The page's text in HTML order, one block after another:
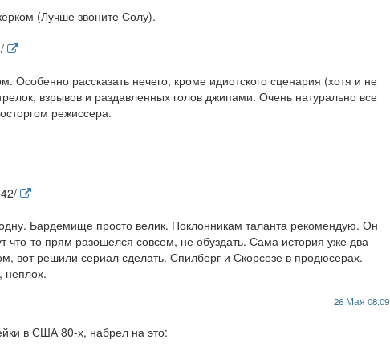
(Лучше звоните Солу).
Особенно рассказать нечего, кроме идиотского сценария (хотя и не
взрывов и раздавленных голов джипами. Очень натурально все
режиссера.
Бардемище просто велик. Поклонникам таланта рекомендую. Он
что-то прям разошелся совсем, не обуздать. Сама история уже два
вот решили сериал сделать. Спилберг и Скорсезе в продюсерах.
неплох.
26 Мая 08:09
в США 80-х, набрел на это: